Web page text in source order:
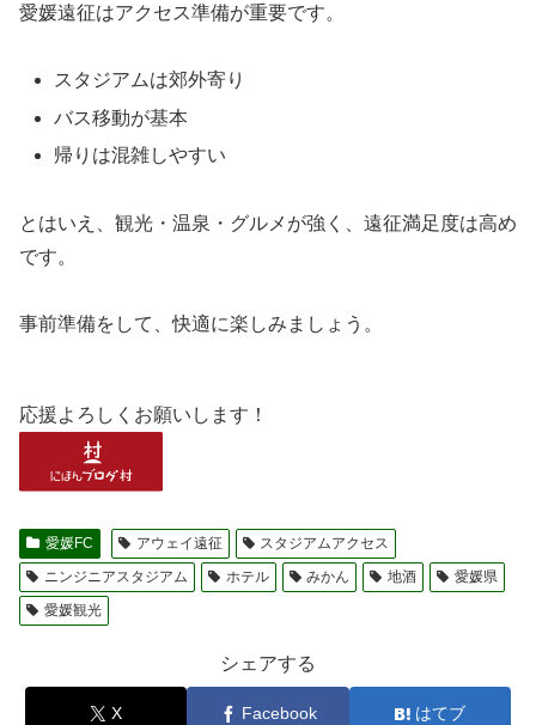
愛媛遠征はアクセス準備が重要です。
スタジアムは郊外寄り
バス移動が基本
帰りは混雑しやすい
とはいえ、観光・温泉・グルメが強く、遠征満足度は高め
です。
事前準備をして、快適に楽しみましょう。
応援よろしくお願いします！
愛媛FC アウェイ遠征
スタジアムアクセス
ニンジニアスタジアム
ホテル みかん 地酒
愛媛県
愛媛観光
シェアする
X Facebook はてブ